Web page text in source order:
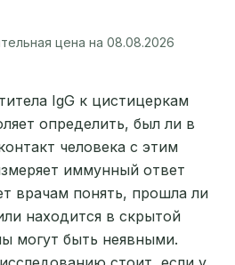
цена на 08.08.2026
IgG к цистицеркам
определить, был ли в
человека с этим
иммунный ответ
врачам понять, прошла ли
находится в скрытой
могут быть неявными.